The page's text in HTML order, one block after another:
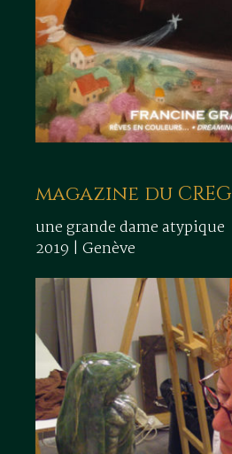
magazine du CREG
une grande dame atypique
2019 | Genève